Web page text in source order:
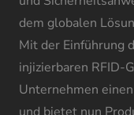
dem globalen
Mit der Einführung
injizierbaren RFID-
Unternehmen